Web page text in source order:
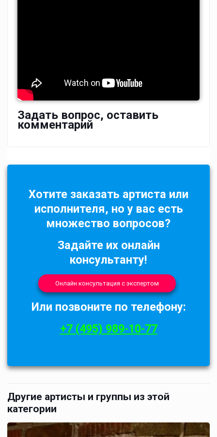
Задать вопрос, оставить
комментарий
Хотите заказать артиста или
исполнителя, но у вас есть
множество вопросов?
Задайте их онлайн
консультанту!
Онлайн консультация с экспертом
Или позвоните по телефону:
+7 (495) 989-10-77
Другие артисты и группы из этой
категории